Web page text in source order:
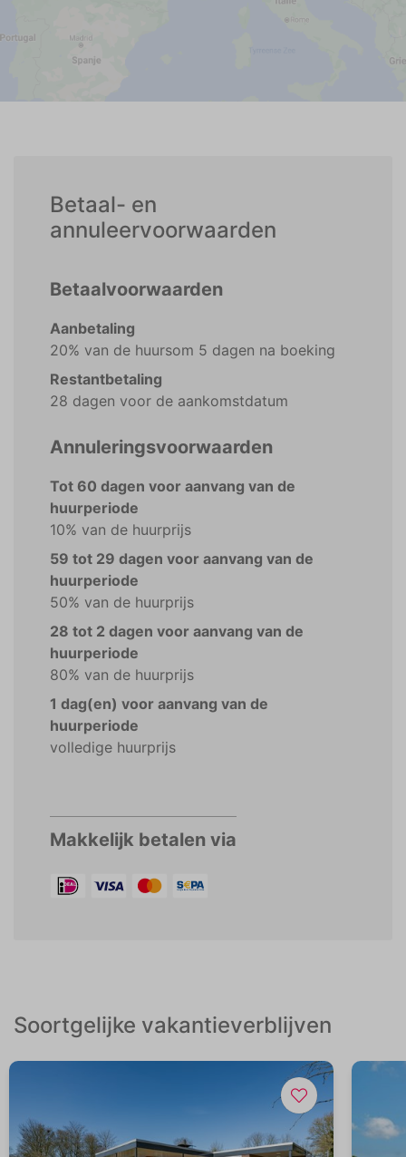
Betaal- en
annuleervoorwaarden
Betaalvoorwaarden
Aanbetaling
20% van de huursom 5 dagen na boeking
Restantbetaling
28 dagen voor de aankomstdatum
Annuleringsvoorwaarden
Tot 60 dagen voor aanvang van de
huurperiode
10% van de huurprijs
59 tot 29 dagen voor aanvang van de
huurperiode
50% van de huurprijs
28 tot 2 dagen voor aanvang van de
huurperiode
80% van de huurprijs
1 dag(en) voor aanvang van de
huurperiode
volledige huurprijs
Makkelijk betalen via
Soortgelijke vakantieverblijven